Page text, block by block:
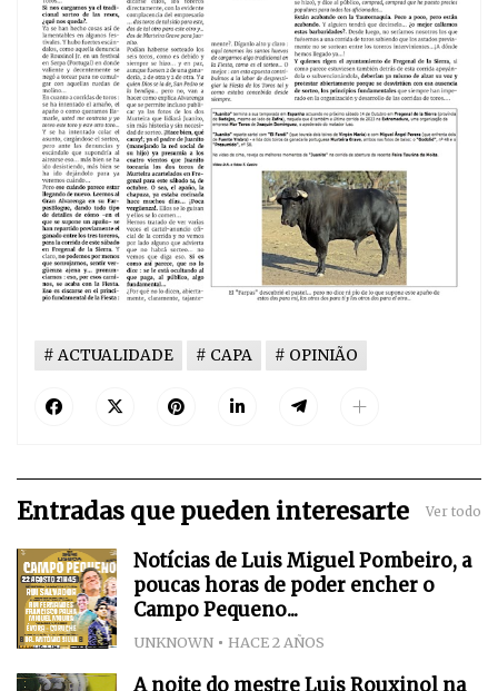
ACTUALIDADE CAPA OPINIÃO
Entradas que pueden interesarte Ver todo
Notícias de Luis Miguel Pombeiro, a
poucas horas de poder encher o
Campo Pequeno...
UNKNOWN HACE 2 AÑOS
A noite do mestre Luis Rouxinol na